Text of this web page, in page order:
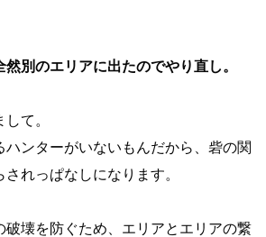
然別のエリアに出たのでやり直し。
て。
ハンターがいないもんだから、砦の関
れっぱなしになります。
破壊を防ぐため、エリアとエリアの繋